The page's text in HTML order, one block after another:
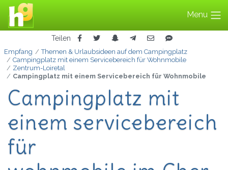
Menu
Teilen
Empfang
Themen & Urlaubsideen auf dem Campingplatz
Campingplatz mit einem Servicebereich für Wohnmobile
Zentrum-Loiretal
Campingplatz mit einem Servicebereich für Wohnmobile
Campingplatz mit
einem servicebereich
für